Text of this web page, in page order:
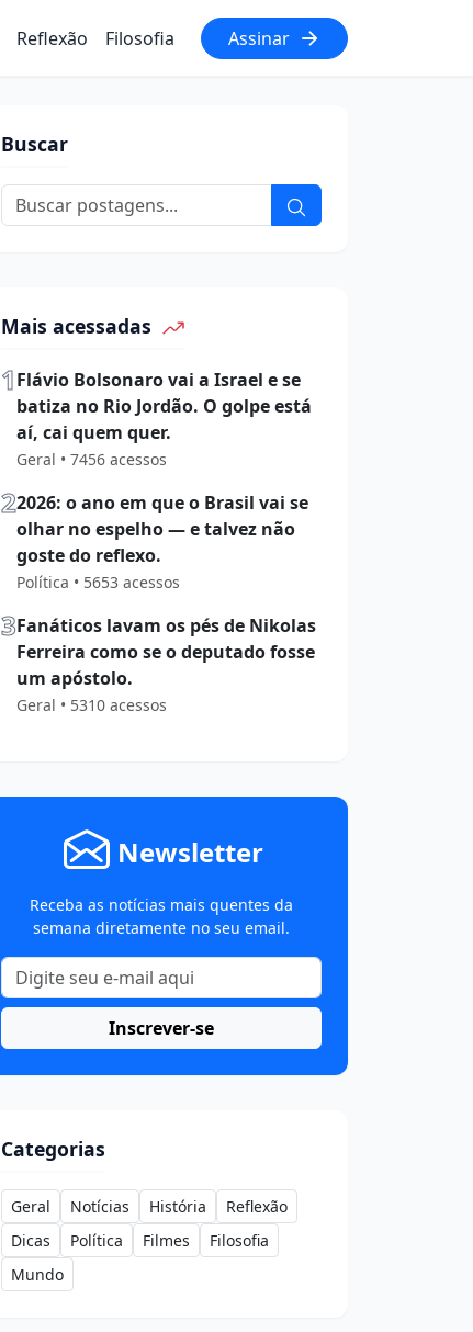
Reflexão Filosofia Assinar
Buscar
Mais acessadas
1Flávio Bolsonaro vai a Israel e se
batiza no Rio Jordão. O golpe está
aí, cai quem quer.
Geral • 7456 acessos
22026: o ano em que o Brasil vai se
olhar no espelho — e talvez não
goste do reflexo.
Política • 5653 acessos
3Fanáticos lavam os pés de Nikolas
Ferreira como se o deputado fosse
um apóstolo.
Geral • 5310 acessos
Newsletter
Receba as notícias mais quentes da
semana diretamente no seu email.
Inscrever-se
Categorias
Geral Notícias História
Reflexão
Dicas
Política Filmes
Filosofia
Mundo